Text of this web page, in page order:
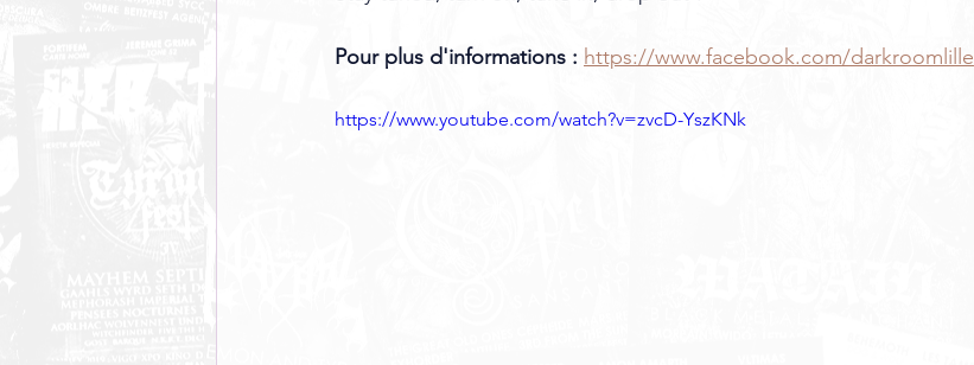
Pour plus d'informations : https://www.facebook.com/darkroomlille
https://www.youtube.com/watch?v=zvcD-YszKNk